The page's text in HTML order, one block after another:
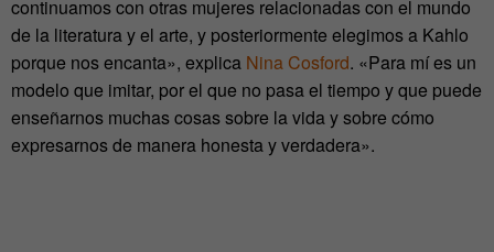
continuamos con otras mujeres relacionadas con el mundo
de la literatura y el arte, y posteriormente elegimos a Kahlo
porque nos encanta», explica Nina Cosford. «Para mí es un
modelo que imitar, por el que no pasa el tiempo y que puede
enseñarnos muchas cosas sobre la vida y sobre cómo
expresarnos de manera honesta y verdadera».